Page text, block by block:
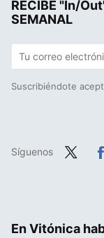
RECIBE "In/
SEMANAL
Suscribiéndote
Síguenos
En Vitónica